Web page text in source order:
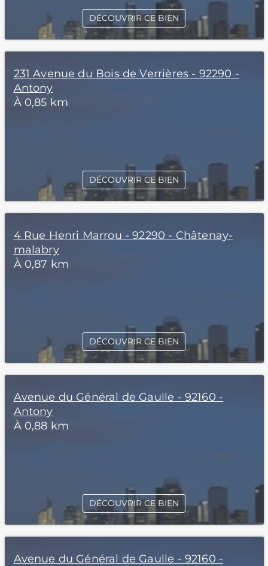
DÉCOUVRIR CE BIEN
231 Avenue du Bois de Verrières - 92290 -
Antony
À 0,85 km
DÉCOUVRIR CE BIEN
4 Rue Henri Marrou - 92290 - Châtenay-
malabry
À 0,87 km
DÉCOUVRIR CE BIEN
Avenue du Général de Gaulle - 92160 -
Antony
À 0,88 km
DÉCOUVRIR CE BIEN
Avenue du Général de Gaulle - 92160 -